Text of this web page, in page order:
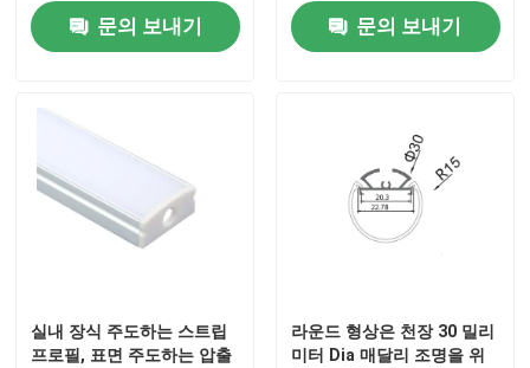
문의 보내기 문의 보내기
실내 장식 주도하는 스트립
프로필, 표면 주도하는 압출
라운드 형상은 천장 30 밀리
미터 Dia 매달리 조명을 위